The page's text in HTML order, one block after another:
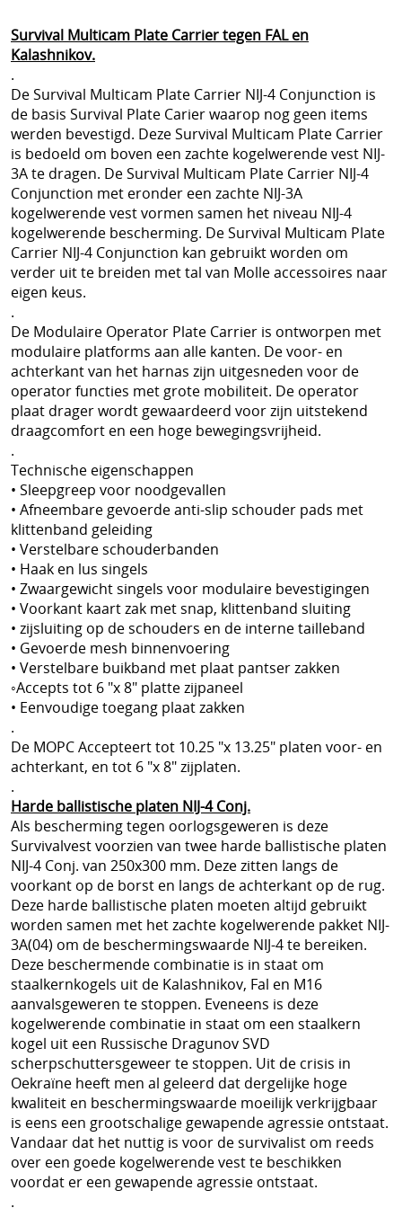
Sjaals en col
MILITAIRE uitrusting
Modulaire accessoires
NOODPAKKET BELGIE
Survival & Defense Prepping
Survival shop belgie
CRISIS survival shop
Jachtkledij
Persoonlijke bescherming Afrika reizen
Bescherming tegen slangen
Voetbalsupporters
Buitenhoezen kogelwerende vesten
Beschermende pakketten voor in kogel en
Allerlei
Geschenkideeën
Veelgestelde vragen - FAQ - Vragen en antwoorden
Q&A
MERKEN
Website vbrbelgium Octrooi Technologie
==================
Terreurdreiging 2024 Wagner terreuraanslag op
NATO landen
Terreurdreiging 2020
Zelfverdediging tegen mesaanvallen
Terreurdreiging Nieuwjaar 2018-2019
Snijwerende kledij doorsnijden door hulpdiensten
Beschermende kledij voor hulpdiensten
kogelvrije vesten te koop belgie
Kogelvrij - kogelwerend vest tegen TT 33 Tokarev
Herroeping
Survival Multicam Plate Carrier tegen FAL en
Kalashnikov.
.
De Survival Multicam Plate Carrier NIJ-4 Conjunction is
de basis Survival Plate Carier waarop nog geen items
werden bevestigd. Deze Survival Multicam Plate Carrier
is bedoeld om boven een zachte kogelwerende vest NIJ-
3A te dragen. De Survival Multicam Plate Carrier NIJ-4
Conjunction met eronder een zachte NIJ-3A
kogelwerende vest vormen samen het niveau NIJ-4
kogelwerende bescherming. De Survival Multicam Plate
Carrier NIJ-4 Conjunction kan gebruikt worden om
verder uit te breiden met tal van Molle accessoires naar
eigen keus.
.
De Modulaire Operator Plate Carrier is ontworpen met
modulaire platforms aan alle kanten. De voor- en
achterkant van het harnas zijn uitgesneden voor de
operator functies met grote mobiliteit. De operator
plaat drager wordt gewaardeerd voor zijn uitstekend
draagcomfort en een hoge bewegingsvrijheid.
.
Technische eigenschappen
• Sleepgreep voor noodgevallen
• Afneembare gevoerde anti-slip schouder pads met
klittenband geleiding
• Verstelbare schouderbanden
• Haak en lus singels
• Zwaargewicht singels voor modulaire bevestigingen
• Voorkant kaart zak met snap, klittenband sluiting
• zijsluiting op de schouders en de interne tailleband
• Gevoerde mesh binnenvoering
• Verstelbare buikband met plaat pantser zakken
◦Accepts tot 6 "x 8" platte zijpaneel
• Eenvoudige toegang plaat zakken
.
De MOPC Accepteert tot 10.25 "x 13.25" platen voor- en
achterkant, en tot 6 "x 8" zijplaten.
.
Harde ballistische platen NIJ-4 Conj.
Als bescherming tegen oorlogsgeweren is deze
Survivalvest voorzien van twee harde ballistische platen
NIJ-4 Conj. van 250x300 mm. Deze zitten langs de
voorkant op de borst en langs de achterkant op de rug.
Deze harde ballistische platen moeten altijd gebruikt
worden samen met het zachte kogelwerende pakket NIJ-
3A(04) om de beschermingswaarde NIJ-4 te bereiken.
Deze beschermende combinatie is in staat om
staalkernkogels uit de Kalashnikov, Fal en M16
aanvalsgeweren te stoppen. Eveneens is deze
kogelwerende combinatie in staat om een staalkern
kogel uit een Russische Dragunov SVD
scherpschuttersgeweer te stoppen. Uit de crisis in
Oekraïne heeft men al geleerd dat dergelijke hoge
kwaliteit en beschermingswaarde moeilijk verkrijgbaar
is eens een grootschalige gewapende agressie ontstaat.
Vandaar dat het nuttig is voor de survivalist om reeds
over een goede kogelwerende vest te beschikken
voordat er een gewapende agressie ontstaat.
.